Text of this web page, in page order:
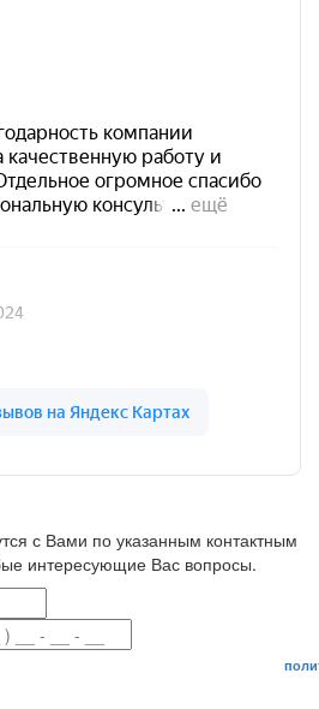
с Вами по указанным контактным
интересующие Вас вопросы.
персональных данных в соответствие с